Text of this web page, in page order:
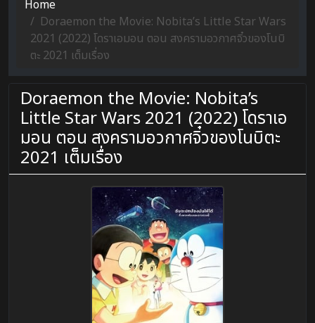
Home
Doraemon the Movie: Nobita’s Little Star Wars
2021 (2022) โดราเอมอน ตอน สงครามอวกาศจิ๋วของโนบิ
ตะ 2021 เต็มเรื่อง
Doraemon the Movie: Nobita’s
Little Star Wars 2021 (2022) โดราเอ
มอน ตอน สงครามอวกาศจิ๋วของโนบิตะ
2021 เต็มเรื่อง